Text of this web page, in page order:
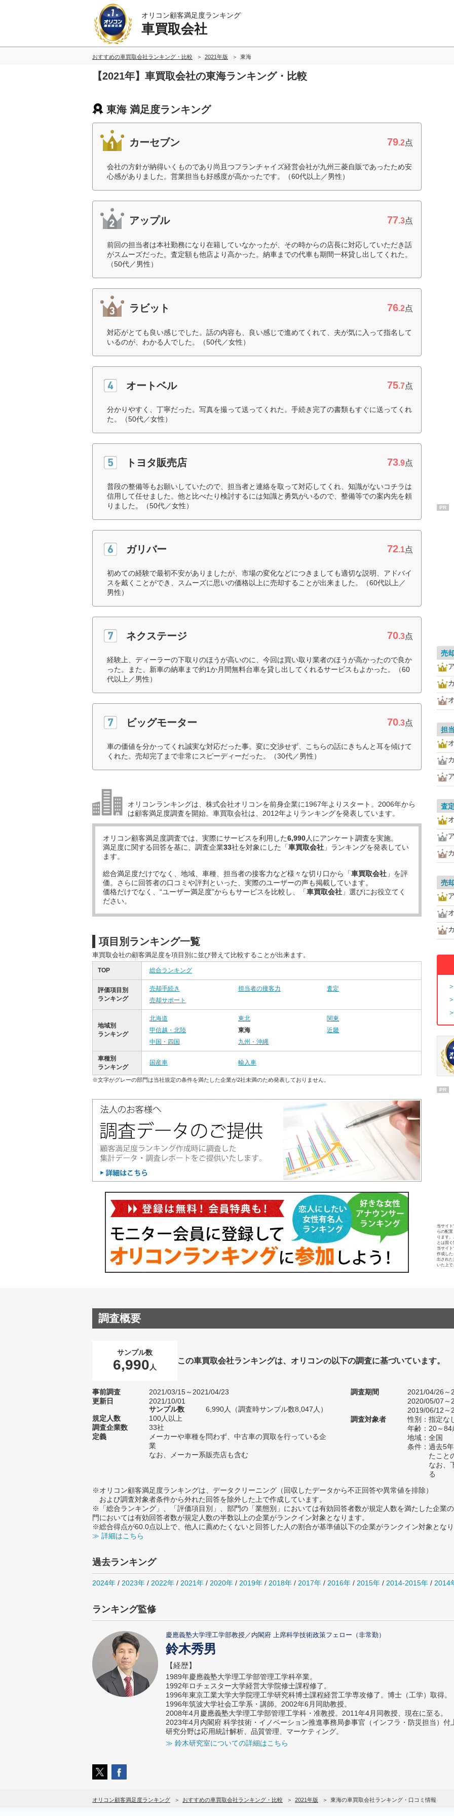
オリコン顧客満足度ランキング
車買取会社
おすすめの車買取会社ランキング・比較 2021年版 東海
【2021年】車買取会社の東海ランキング・比較
東海 満足度ランキング
カーセブン 79.2点
会社の方針が納得いくものであり尚且つフランチャイズ経営会社が九州三菱自販であったため安
心感がありました。営業担当も好感度が高かったです。（60代以上／男性）
アップル 77.3点
前回の担当者は本社勤務になり在籍していなかったが、その時からの店長に対応していただき話
がスムーズだった。査定額も他店より高かった。納車までの代車も期間一杯貸し出してくれた。
（50代／男性）
ラビット 76.2点
対応がとても良い感じでした。話の内容も、良い感じで進めてくれて、夫が気に入って指名して
いるのが、わかる人でした。（50代／女性）
オートベル 75.7点
分かりやすく、丁寧だった。写真を撮って送ってくれた。手続き完了の書類もすぐに送ってくれ
た。（50代／女性）
トヨタ販売店 73.9点
普段の整備等もお願いしていたので、担当者と連絡を取って対応してくれ、知識がないコチラは
信用して任せました。他と比べたり検討するには知識と勇気がいるので、整備等での案内先を頼
りました。（50代／女性）
ガリバー 72.1点
初めての経験で最初不安がありましたが、市場の変化などにつきましても適切な説明、アドバイ
スを戴くことができ、スムーズに思いの価格以上に売却することが出来ました。（60代以上／
男性）
ネクステージ 70.3点
経験上、ディーラーの下取りのほうが高いのに、今回は買い取り業者のほうが高かったので良か
った。また、新車の納車まで約1か月間無料台車を貸し出してくれるサービスもよかった。（60
代以上／男性）
ビッグモーター 70.3点
車の価値を分かってくれ誠実な対応だった事。変に交渉せず、こちらの話にきちんと耳を傾けて
くれた。売却完了まで非常にスピーディーだった。（30代／男性）
オリコンランキングは、株式会社オリコンを前身企業に1967年よりスタート。2006年から
は顧客満足度調査を開始。車買取会社は、2012年よりランキングを発表しています。
オリコン顧客満足度調査では、実際にサービスを利用した6,990人にアンケート調査を実施。
満足度に関する回答を基に、調査企業33社を対象にした「車買取会社 」ランキングを発表してい
ます。
総合満足度だけでなく、地域、車種、担当者の接客力など様々な切り口から「車買取会社 」を評
価。さらに回答者の口コミや評判といった、実際のユーザーの声も掲載しています。
価格だけでなく、“ユーザー満足度”からもサービスを比較し、「車買取会社 」選びにお役立てく
ださい。
項目別ランキング一覧
車買取会社の顧客満足度を項目別に並び替えて比較することが出来ます。
TOP 総合ランキング
評価項目別
ランキング
売却手続き 担当者の接客力
査定
売却サポート
地域別
ランキング
北海道 東北
関東
甲信越・北陸
東海
近畿
中国・四国
九州・沖縄
車種別
ランキング
国産車 輸入車
※文字がグレーの部門は当社規定の条件を満たした企業が2社未満のため発表しておりません。
PR
売
担
査定
売
PR
当サイ
らの配
ります
とは固く
当サイ
作成した
出された
いた上で
調査概要
サンプル数
6,990 人
この車買取会社ランキングは、オリコンの以下の調査に基づいています。
事前調査
2021/03/15～2021/04/23
更新日
2021/10/01
サンプル数
6,990人（調査時サンプル数8,047人）
規定人数
100人以上
調査企業数
33社
定義
メーカーや車種を問わず、中古車の買取を行っている企
業
なお、メーカー系販売店も含む
調査期間
2021/04/26～
2020/05/07～
2019/06/12～
調査対象者
性別：指定な
年齢：20～84
地域：全国
条件：過去5
たこと
なお、
る
※オリコン顧客満足度ランキングは、データクリーニング（回収したデータから不正回答や異常値を排除）
および調査対象者条件から外れた回答を除外した上で作成しています。
※「総合ランキング」、「評価項目別」、部門の「業態別」においては有効回答者数が規定人数を満たした企業
門においては有効回答者数が規定人数の半数以上の企業がランクイン対象となります。
※総合得点が60.0点以上で、他人に薦めたくないと回答した人の割合が基準値以下の企業がランクイン対象となり
≫ 詳細はこちら
過去ランキング
2024年 / 2023年 / 2022年 / 2021年 / 2020年 / 2019年 / 2018年 / 2017年 / 2016年 / 2015年 / 2014-2015年 / 2014
ランキング監修
慶應義塾大学理工学部教授／内閣府 上席科学技術政策フェロー（非常勤）
鈴木秀男
【経歴】
1989年慶應義塾大学理工学部管理工学科卒業。
1992年ロチェスター大学経営大学院修士課程修了。
1996年東京工業大学大学院理工学研究科博士課程経営工学専攻修了。博士（工学）取得。
1996年筑波大学社会工学系・講師。2002年6月同助教授。
2008年4月慶應義塾大学理工学部管理工学科・准教授。2011年4月同教授、現在に至る。
2023年4月内閣府 科学技術・イノベーション推進事務局参事官（インフラ・防災担当）付
研究分野は応用統計解析、品質管理、マーケティング。
≫ 鈴木研究室についての詳細はこちら
オリコン顧客満足度ランキング おすすめの車買取会社ランキング・比較 2021年版 東海の車買取会社ランキング・口コミ情報